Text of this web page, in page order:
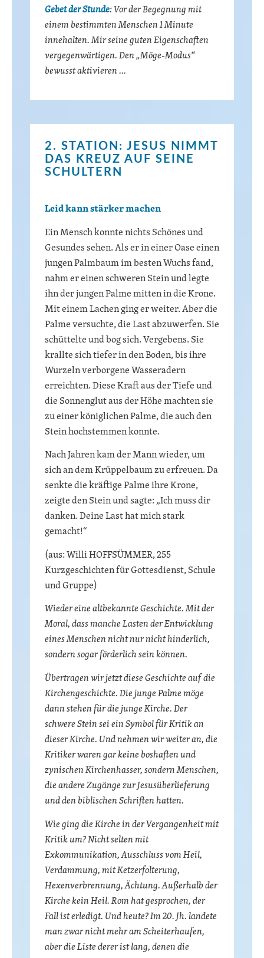
Gebet der Stunde: Vor der Begegnung mit
einem bestimmten Menschen 1 Minute
innehalten. Mir seine guten Eigenschaften
vergegenwärtigen. Den „Möge-Modus“
bewusst aktivieren …
2. STATION: JESUS NIMMT
DAS KREUZ AUF SEINE
SCHULTERN
Leid kann stärker machen
Ein Mensch konnte nichts Schönes und
Gesundes sehen. Als er in einer Oase einen
jungen Palmbaum im besten Wuchs fand,
nahm er einen schweren Stein und legte
ihn der jungen Palme mitten in die Krone.
Mit einem Lachen ging er weiter. Aber die
Palme versuchte, die Last abzuwerfen. Sie
schüttelte und bog sich. Vergebens. Sie
krallte sich tiefer in den Boden, bis ihre
Wurzeln verborgene Wasseradern
erreichten. Diese Kraft aus der Tiefe und
die Sonnenglut aus der Höhe machten sie
zu einer königlichen Palme, die auch den
Stein hochstemmen konnte.
Nach Jahren kam der Mann wieder, um
sich an dem Krüppelbaum zu erfreuen. Da
senkte die kräftige Palme ihre Krone,
zeigte den Stein und sagte: „Ich muss dir
danken. Deine Last hat mich stark
gemacht!“
(aus: Willi HOFFSÜMMER, 255
Kurzgeschichten für Gottesdienst, Schule
und Gruppe)
Wieder eine altbekannte Geschichte. Mit der
Moral, dass manche Lasten der Entwicklung
eines Menschen nicht nur nicht hinderlich,
sondern sogar förderlich sein können.
Übertragen wir jetzt diese Geschichte auf die
Kirchengeschichte. Die junge Palme möge
dann stehen für die junge Kirche. Der
schwere Stein sei ein Symbol für Kritik an
dieser Kirche. Und nehmen wir weiter an, die
Kritiker waren gar keine boshaften und
zynischen Kirchenhasser, sondern Menschen,
die andere Zugänge zur Jesusüberlieferung
und den biblischen Schriften hatten.
Wie ging die Kirche in der Vergangenheit mit
Kritik um? Nicht selten mit
Exkommunikation, Ausschluss vom Heil,
Verdammung, mit Ketzerfolterung,
Hexenverbrennung, Ächtung. Außerhalb der
Kirche kein Heil. Rom hat gesprochen, der
Fall ist erledigt. Und heute? Im 20. Jh. landete
man zwar nicht mehr am Scheiterhaufen,
aber die Liste derer ist lang, denen die